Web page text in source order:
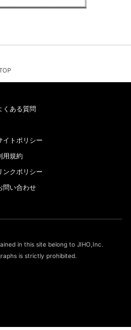
くある質問
イトポリシー
用規約
ンクポリシー
問い合わせ
in this site belong to JIHO,Inc.
is strictly prohibited.